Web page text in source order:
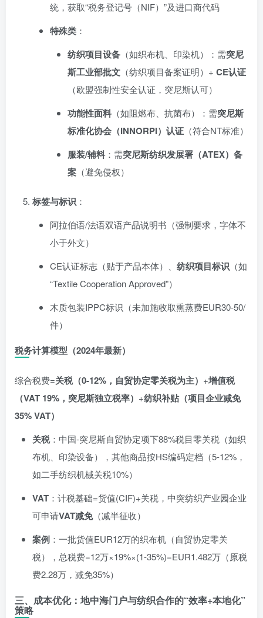
统，获取“税务登记号（NIF）”及进口商代码
特殊类 ：
纺织项目设备 （如织布机、印染机）：需突尼
斯工业部批文 （纺织项目备案证明）+ CE认证
（欧盟强制性安全认证，突尼斯认可）
功能性面料 （如阻燃布、抗菌布）：需突尼斯
标准化协会（INNORPI）认证 （符合NT标准）
服装/辅料 ：需突尼斯纺织发展署（ATEX）备
案 （避免侵权）
标签与标识 ：
阿拉伯语/法语双语产品说明书（强制要求，字体不
小于外文）
CE认证标志（贴于产品本体）、 纺织项目标识 （如
“Textile Cooperation Approved”）
木质包装IPPC标识（未加施收取熏蒸费EUR30-50/
件）
税务计算模型（2024年最新）
综合税费=关税（0-12%，自贸协定零关税为主） +增值税
（VAT 19%，突尼斯独立税率） +纺织补贴（项目企业减免
35% VAT）
关税：中国-突尼斯自贸协定项下88%税目零关税（如织
布机、印染设备），其他商品按HS编码定档（5-12%，
如二手纺织机械关税10%）
VAT ：计税基础=货值(CIF)+关税，中突纺织产业园企业
可申请VAT减免（减半征收）
案例 ：一批货值EUR12万的织布机（自贸协定零关
税），总税费=12万×19%×(1-35%)=EUR1.482万（原税
费2.28万，减免35%）
三、成本优化：地中海门户与纺织合作的“效率+本地化”
策略